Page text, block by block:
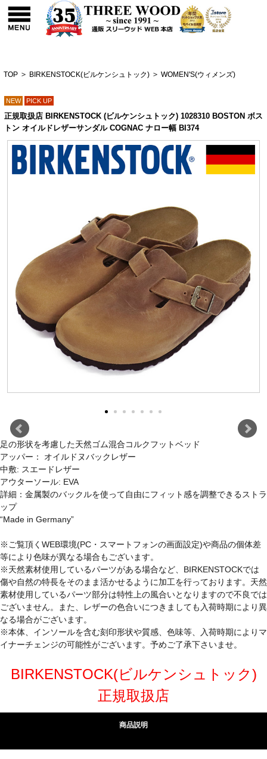
TOP > BIRKENSTOCK(ビルケンシュトック) > WOMEN'S(ウィメンズ)
NEW PICK UP
正規取扱店 BIRKENSTOCK (ビルケンシュトック) 1028310 BOSTON ボス
トン オイルドレザーサンダル COGNAC ナロー幅 BI374
足の形状を考慮した天然ゴム混合コルクフットベッド
アッパー： オイルドヌバックレザー
中敷: スエードレザー
アウターソール: EVA
詳細：金属製のバックルを使って自由にフィット感を調整できるストラ
ップ
“Made in Germany”
※ご覧頂くWEB環境(PC・スマートフォンの画面設定)や商品の個体差
等により色味が異なる場合もございます。
※天然素材使用しているパーツがある場合など、BIRKENSTOCKでは
傷や自然の特長をそのまま活かせるように加工を行っております。天然
素材使用しているパーツ部分は特性上の風合いとなりますので不良では
ございません。また、レザーの色合いにつきましても入荷時期により異
なる場合がございます。
※本体、インソールを含む刻印形状や質感、色味等、入荷時期によりマ
イナーチェンジの可能性がございます。予めご了承下さいませ。
BIRKENSTOCK(ビルケンシュトック)
正規取扱店
商品説明